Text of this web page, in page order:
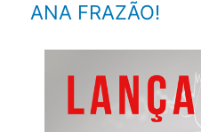
ANA FRAZÃO!